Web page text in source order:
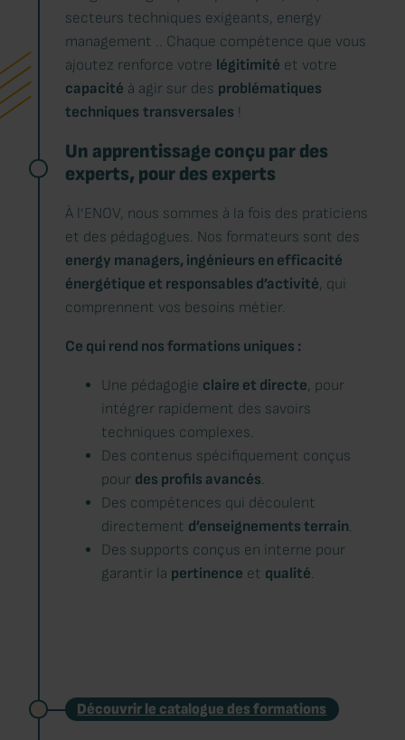
secteurs techniques exigeants, energy
management .. Chaque compétence que vous
ajoutez renforce votre légitimité et votre
capacité à agir sur des problématiques
techniques transversales !
Un apprentissage conçu par des
experts, pour des experts
À l’ENOV, nous sommes à la fois des praticiens
et des pédagogues. Nos formateurs sont des
energy managers, ingénieurs en efficacité
énergétique et responsables d’activité, qui
comprennent vos besoins métier.
Ce qui rend nos formations uniques :
Une pédagogie claire et directe, pour
intégrer rapidement des savoirs
techniques complexes.
Des contenus spécifiquement conçus
pour des profils avancés.
Des compétences qui découlent
directement d’enseignements terrain.
Des supports conçus en interne pour
garantir la pertinence et qualité.
Découvrir le catalogue des formations